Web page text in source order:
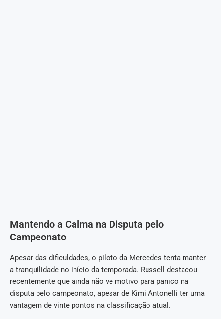
Mantendo a Calma na Disputa pelo
Campeonato
Apesar das dificuldades, o piloto da Mercedes tenta manter
a tranquilidade no início da temporada. Russell destacou
recentemente que ainda não vê motivo para pânico na
disputa pelo campeonato, apesar de Kimi Antonelli ter uma
vantagem de vinte pontos na classificação atual.